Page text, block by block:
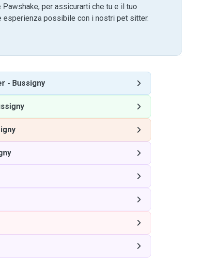
per assicurarti che tu e il tuo
esperienza possibile con i nostri pet sitter.
- Bussigny